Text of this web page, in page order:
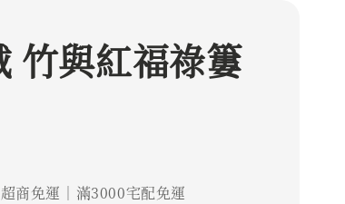
竹與紅福祿簍
商免運｜滿3000宅配免運